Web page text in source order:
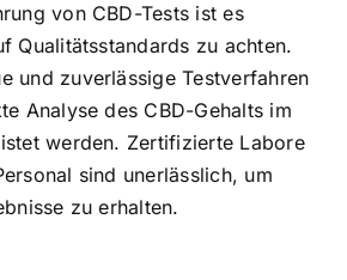
von CBD-Tests ist es
Qualitätsstandards zu achten.
und zuverlässige Testverfahren
Analyse des CBD-Gehalts im
werden. Zertifizierte Labore
sind unerlässlich, um
zu erhalten.